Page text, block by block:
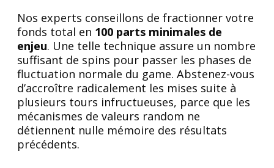
Nos experts conseillons de fractionner votre
fonds total en 100 parts minimales de
enjeu. Une telle technique assure un nombre
suffisant de spins pour passer les phases de
fluctuation normale du game. Abstenez-vous
d’accroître radicalement les mises suite à
plusieurs tours infructueuses, parce que les
mécanismes de valeurs random ne
détiennent nulle mémoire des résultats
précédents.